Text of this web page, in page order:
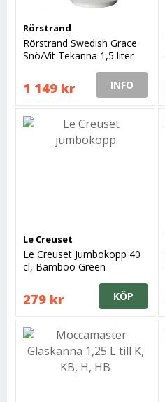
Rörstrand
Rörstrand Swedish Grace
Snö/Vit Tekanna 1,5 liter
1 149 kr INFO
Le Creuset
Le Creuset Jumbokopp 40
cl, Bamboo Green
279 kr KÖP